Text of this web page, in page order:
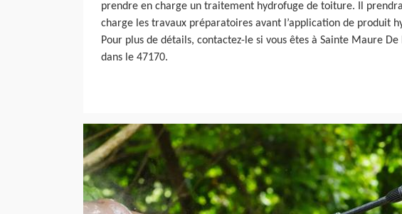
prendre en charge un traitement hydrofuge de toiture. Il
charge les travaux préparatoires avant l’application de produit
Pour plus de détails, contactez-le si vous êtes à Sainte Maure De
dans le 47170.